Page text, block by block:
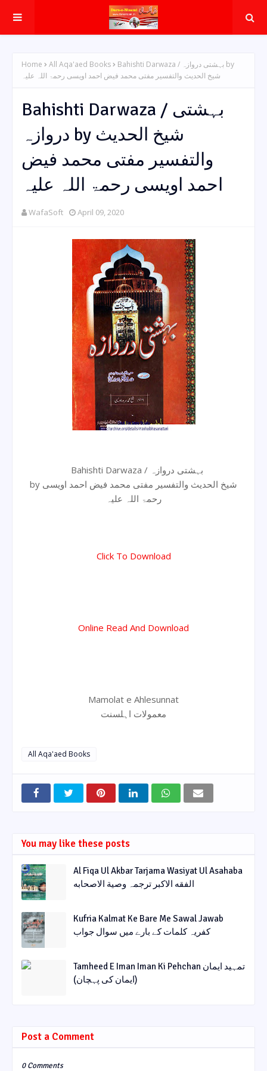
Home All Aqa'aed Books
Bahishti Darwaza / بہشتی دروازہ by
شیخ الحدیث والتفسیر مفتی محمد فیض احمد اویسی رحمۃ اللہ علیہ
Bahishti Darwaza / بہشتی
دروازہ by شیخ الحدیث
والتفسیر مفتی محمد فیض
احمد اویسی رحمۃ اللہ علیہ
WafaSoft April 09, 2020
Bahishti Darwaza / بہشتی دروازہ
by شیخ الحدیث والتفسیر مفتی محمد فیض احمد اویسی
رحمۃ اللہ علیہ
Click To Download
Online Read And Download
Mamolat e Ahlesunnat
معمولات اہلسنت
All Aqa'aed Books
You may like these posts
Al Fiqa Ul Akbar Tarjama Wasiyat Ul Asahaba
الفقه الاکبر ترجمہ وصیة الاصحابه
Kufria Kalmat Ke Bare Me Sawal Jawab
کفریہ کلمات کے بارے میں سوال جواب
Tamheed E Iman Iman Ki Pehchan تمہید ایمان
(ایمان کی پہچان)
Post a Comment
0 Comments